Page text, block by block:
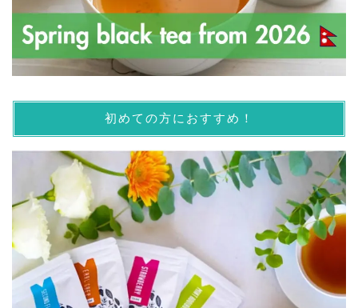
初めての方におすすめ！